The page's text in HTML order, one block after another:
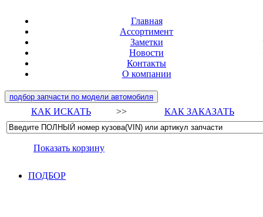
Главная
Ассортимент
Заметки
Новости
Контакты
О компании
подбор запчасти по модели автомобиля
КАК ИСКАТЬ >> КАК ЗАКАЗАТЬ
Показать корзину
ПОДБОР